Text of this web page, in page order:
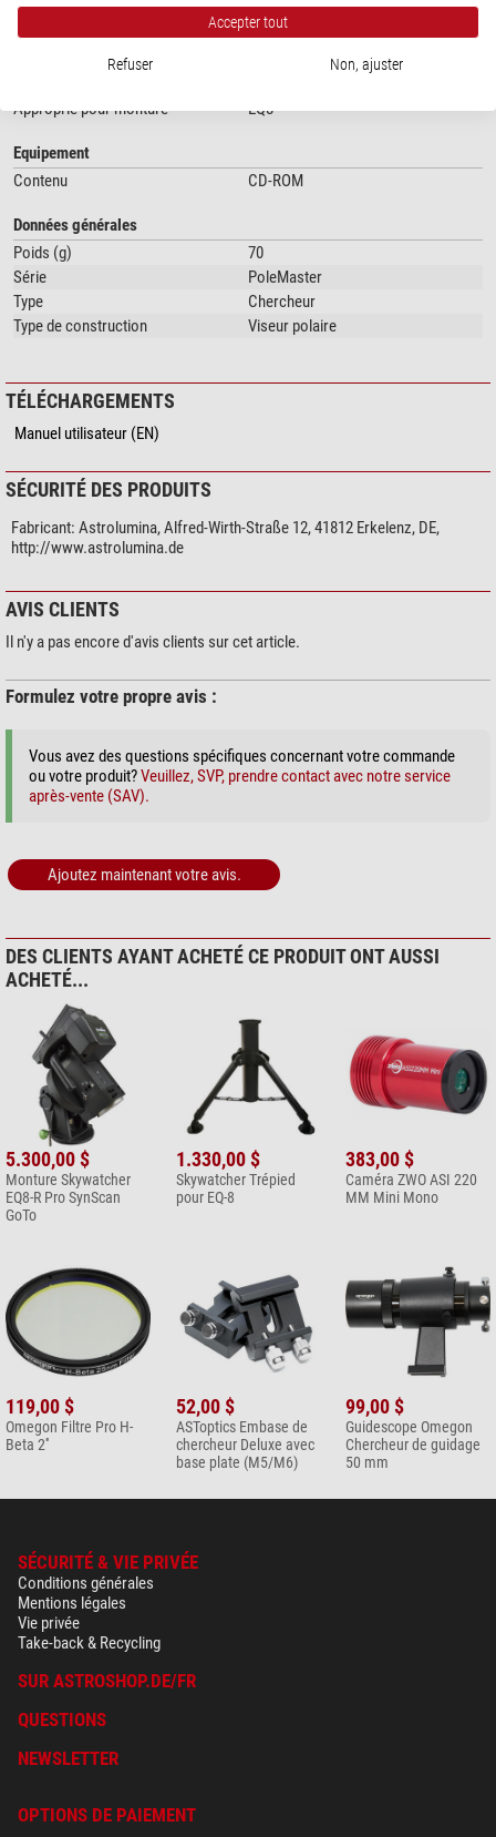
Interface
USB 2.0
Type de capteur
Chip CMOS
Taille des pixels
Approprié pour monture
EQ8
Equipement
Contenu
CD-ROM
Données générales
Poids (g)
70
Série
PoleMaster
Type
Chercheur
Type de construction
Viseur polaire
TÉLÉCHARGEMENTS
Manuel utilisateur (EN)
SÉCURITÉ DES PRODUITS
Fabricant: Astrolumina, Alfred-Wirth-Straße 12, 41812 Erkelenz, DE,
http://www.astrolumina.de
AVIS CLIENTS
Il n'y a pas encore d'avis clients sur cet article.
Formulez votre propre avis :
Vous avez des questions spécifiques concernant votre commande
ou votre produit?Veuillez, SVP, prendre contact avec notre service
après-vente (SAV).
Ajoutez maintenant votre avis.
DES CLIENTS AYANT ACHETÉ CE PRODUIT ONT AUSSI
ACHETÉ...
5.300,00 $
Monture Skywatcher
EQ8-R Pro SynScan
GoTo
1.330,00 $
Skywatcher Trépied
pour EQ-8
383,00 $
Caméra ZWO ASI 220
MM Mini Mono
119,00 $
Omegon Filtre Pro H-
Beta 2''
52,00 $
ASToptics Embase de
chercheur Deluxe avec
base plate (M5/M6)
99,00 $
Guidescope Omegon
Chercheur de guidage
50 mm
SÉCURITÉ & VIE PRIVÉE
Conditions générales
Mentions légales
Vie privée
Take-back & Recycling
SUR ASTROSHOP.DE/FR
QUESTIONS
NEWSLETTER
OPTIONS DE PAIEMENT
Accepter tout
Refuser Non, ajuster